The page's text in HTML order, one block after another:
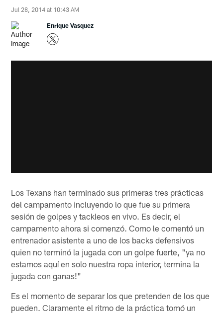
Jul 28, 2014 at 10:43 AM
Enrique Vasquez
Los Texans han terminado sus primeras tres prácticas
del campamento incluyendo lo que fue su primera
sesión de golpes y tackleos en vivo. Es decir, el
campamento ahora si comenzó. Como le comentó un
entrenador asistente a uno de los backs defensivos
quien no terminó la jugada con un golpe fuerte, "ya no
estamos aquí en solo nuestra ropa interior, termina la
jugada con ganas!"
Es el momento de separar los que pretenden de los que
pueden. Claramente el ritmo de la práctica tomó un